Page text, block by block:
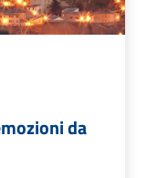
da